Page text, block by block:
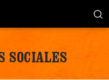
SOCIALES